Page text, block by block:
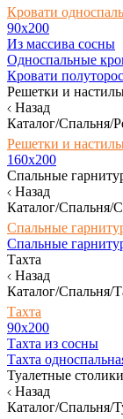
Кровати
90х200
Из массива сосны
Односпальные
Кровати
Решетки и
Назад
Каталог/Спальня/
Решетки и
160х200
Спальные
Назад
Каталог/Спальня/
Спальные
Спальные
Тахта
Назад
Каталог/Спальня/
Тахта
90х200
Тахта из сосны
Тахта
Туалетные столики
Назад
Каталог/Спальня/